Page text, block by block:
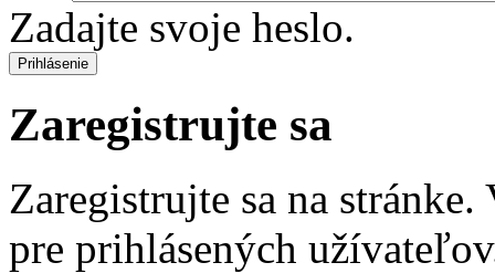
Zadajte svoje heslo.
Zaregistrujte sa
Zaregistrujte sa na
pre prihlásených